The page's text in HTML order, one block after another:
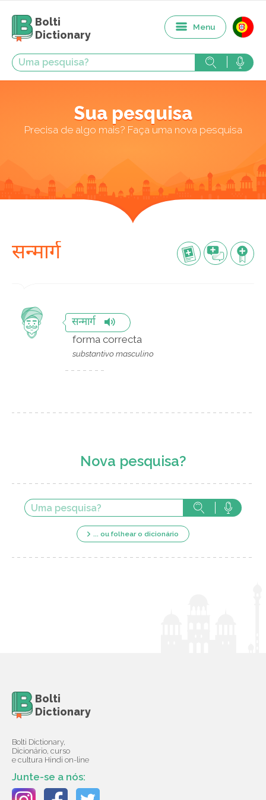
Bolti
Dictionary
Menu
Sua pesquisa
Precisa de algo mais? Faça uma nova pesquisa
सन्मार्ग
सन्मार्ग
forma correcta
substantivo masculino
Nova pesquisa?
... ou folhear o dicionário
Bolti
Dictionary
Bolti Dictionary,
Dicionário, curso
e cultura Hindi on-line
Junte-se a nós: